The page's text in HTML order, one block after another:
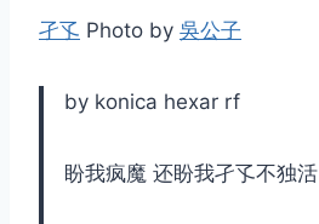
孑孓 Photo by 吳公子
by konica hexar rf
盼我疯魔 还盼我孑孓不独活